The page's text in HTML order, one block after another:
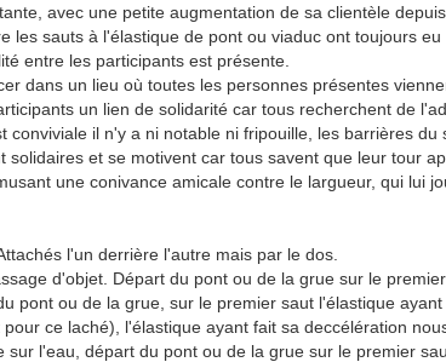
avec une petite augmentation de sa clientèle depuis
les sauts à l'élastique de pont ou viaduc ont toujours
entre les participants est présente.
dans un lieu où toutes les personnes présentes
un lien de solidarité car tous recherchent de
conviviale il n'y a ni notable ni fripouille, les barrières
solidaires et se motivent car tous savent que leur tour
une conivance amicale contre le largueur, qui lui
l'un derrière l'autre mais par le dos.
d'objet. Départ du pont ou de la grue sur le
pont ou de la grue, sur le premier saut l'élastique
ce laché), l'élastique ayant fait sa deccélération
sur l'eau, départ du pont ou de la grue sur le premier